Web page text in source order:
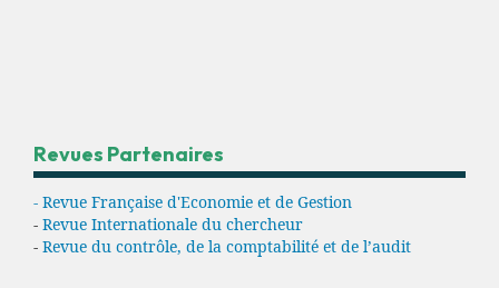
Revues Partenaires
- Revue Française d'Economie et de Gestion
- Revue Internationale du chercheur
- Revue du contrôle, de la comptabilité et de l’audit